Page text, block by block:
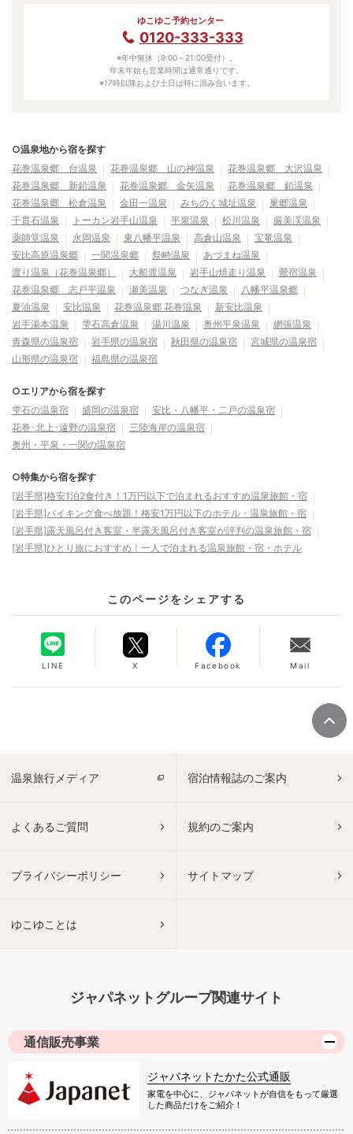
ゆこゆこ予約センター
0120-333-333
※年中無休（9:00～21:00受付）。
年末年始も営業時間は通常通りです。
※17時以降および土日は特に混み合います。
○温泉地から宿を探す
花巻温泉郷 台温泉
花巻温泉郷 山の神温泉
花巻温泉郷 大沢温泉
花巻温泉郷 新鉛温泉
花巻温泉郷 金矢温泉
花巻温泉郷 鉛温泉
花巻温泉郷 松倉温泉
金田一温泉 みちのく城址温泉
巣郷温泉
千貫石温泉
トーカン岩手山温泉 平泉温泉 松川温泉
厳美渓温泉
薬師堂温泉
永岡温泉 東八幡平温泉 高倉山温泉
宝竜温泉
安比高原温泉郷
一関温泉郷 祭畤温泉
あづまね温泉
渡り温泉（花巻温泉郷）
大船渡温泉 岩手山焼走り温泉
鶯宿温泉
花巻温泉郷 志戸平温泉
瀬美温泉 つなぎ温泉
八幡平温泉郷
夏油温泉
安比温泉 花巻温泉郷 花巻温泉
新安比温泉
岩手湯本温泉
雫石高倉温泉 湯川温泉 奥州平泉温泉
網張温泉
青森県の温泉宿
岩手県の温泉宿 秋田県の温泉宿
宮城県の温泉宿
山形県の温泉宿
福島県の温泉宿
○エリアから宿を探す
雫石の温泉宿
盛岡の温泉宿
安比・八幡平・二戸の温泉宿
花巻･北上･遠野の温泉宿
三陸海岸の温泉宿
奥州・平泉・一関の温泉宿
○特集から宿を探す
[岩手県]格安1泊2食付き！1万円以下で泊まれるおすすめ温泉旅館・宿
[岩手県]バイキング食べ放題！格安1万円以下のホテル・温泉旅館・宿
[岩手県]露天風呂付き客室・半露天風呂付き客室が評判の温泉旅館・宿
[岩手県]ひとり旅におすすめ！一人で泊まれる温泉旅館・宿・ホテル
このページをシェアする
LINE X Facebook Mail
温泉旅行メディア 宿泊情報誌のご案内
よくあるご質問 規約のご案内
プライバシーポリシー サイトマップ
ゆこゆことは
ジャパネットグループ関連サイト
通信販売事業
ジャパネットたかた公式通販
家電を中心に、ジャパネットが自信をもって厳選
した商品だけをご紹介！